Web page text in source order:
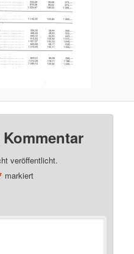
veröffentlicht.
markiert